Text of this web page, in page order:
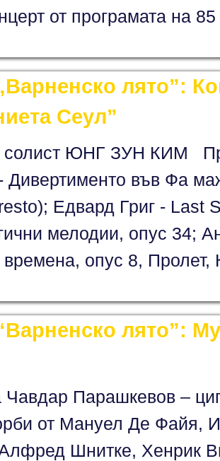
от програмата на
лято”:
Сеул”
солист ЮНГ ЗУН КИМ
Дивертименто във Фа
Едвард Григ - Last
мелодии, опус 34;
опус 8,
лято”:
Чавдар Парашкевов –
от Мануел Де Файя,
Шнитке, Хенрик